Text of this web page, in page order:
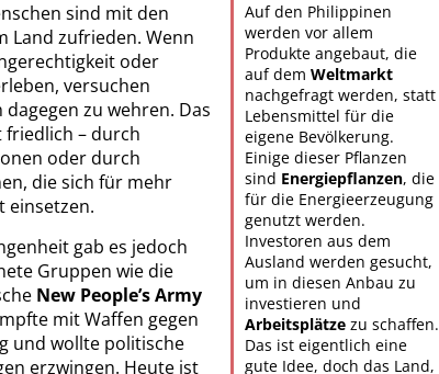
Auf den Philippinen
werden vor allem
Produkte angebaut, die
auf demWeltmarkt
nachgefragt werden, statt
Lebensmittel für die
eigene Bevölkerung.
Einige dieser Pflanzen
sind Energiepflanzen, die
für die Energieerzeugung
genutzt werden.
Investoren aus dem
Ausland werden gesucht,
um in diesen Anbau zu
investieren und
Arbeitsplätze zu schaffen.
Das ist eigentlich eine
gute Idee, doch das Land,
sind mit den
Land zufrieden. Wenn
oder
versuchen
dagegen zu wehren. Das
friedlich – durch
oder durch
die sich für mehr
einsetzen.
gab es jedoch
Gruppen wie die
New People’s Army
mit Waffen gegen
und wollte politische
erzwingen. Heute ist